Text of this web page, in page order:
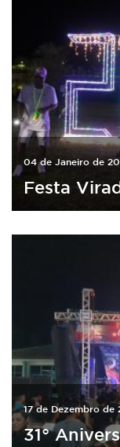
04 de Janeiro de
Festa
17 de Dezembro de
31°